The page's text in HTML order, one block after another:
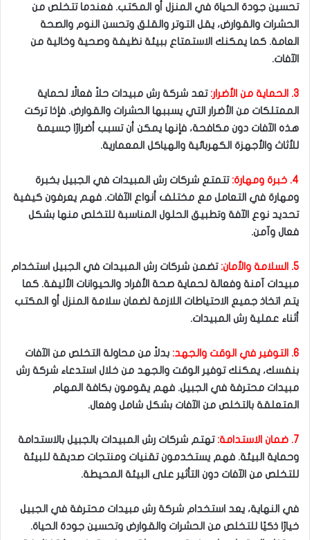
تحسين جودة الحياة في المنزل أو المكتب. فعندما تتخلص من
الحشرات والقوارض، يقل التوتر والقلق وتحسن النوم والصحة
العامة. كما يمكنك الاستمتاع ببيئة نظيفة وصحية وخالية من
الآفات.
3. الحماية من الأضرار:
تعد شركة رش مبيدات حلاً فعالًا لحماية
الممتلكات من الأضرار التي يسببها الحشرات والقوارض. فإذا تركت
هذه الآفات دون مكافحة، فإنها يمكن أن تسبب أضرارًا جسيمة
للأثاث والأجهزة الكهربائية والهياكل المعمارية.
4. خبرة ومهارة:
تتمتع شركات رش المبيدات في الجبيل بخبرة
ومهارة في التعامل مع مختلف أنواع الآفات. فهم يعرفون كيفية
تحديد نوع الآفة وتطبيق الحلول المناسبة للتخلص منها بشكل
فعال وآمن.
5. السلامة والأمان:
تضمن شركات رش المبيدات في الجبيل استخدام
مبيدات آمنة وفعالة لحماية صحة الأفراد والحيوانات الأليفة. كما
يتم اتخاذ جميع الاحتياطات اللازمة لضمان سلامة المنزل أو المكتب
أثناء عملية رش المبيدات.
6. التوفير في الوقت والجهد:
بدلاً من محاولة التخلص من الآفات
بنفسك، يمكنك توفير الوقت والجهد من خلال استدعاء شركة رش
مبيدات محترفة في الجبيل. فهم يقومون بكافة المهام
المتعلقة بالتخلص من الآفات بشكل شامل وفعال.
7. ضمان الاستدامة:
تهتم شركات رش المبيدات بالجبيل بالاستدامة
وحماية البيئة. فهم يستخدمون تقنيات ومنتجات صديقة للبيئة
للتخلص من الآفات دون التأثير على البيئة المحيطة.
في النهاية، يعد استخدام شركة رش مبيدات محترفة في الجبيل
خيارًا ذكيًا للتخلص من الحشرات والقوارض وتحسين جودة الحياة.